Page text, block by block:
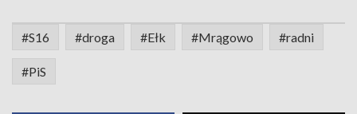
#S16 #droga #Ełk #Mrągowo #radni
#PiS